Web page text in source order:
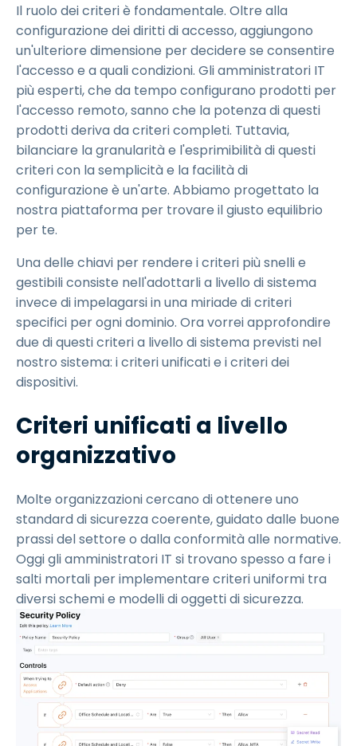
Il ruolo dei criteri è fondamentale. Oltre alla
configurazione dei diritti di accesso, aggiungono
un'ulteriore dimensione per decidere se consentire
l'accesso e a quali condizioni. Gli amministratori IT
più esperti, che da tempo configurano prodotti per
l'accesso remoto, sanno che la potenza di questi
prodotti deriva da criteri completi. Tuttavia,
bilanciare la granularità e l'esprimibilità di questi
criteri con la semplicità e la facilità di
configurazione è un'arte. Abbiamo progettato la
nostra piattaforma per trovare il giusto equilibrio
per te.
Una delle chiavi per rendere i criteri più snelli e
gestibili consiste nell'adottarli a livello di sistema
invece di impelagarsi in una miriade di criteri
specifici per ogni dominio. Ora vorrei approfondire
due di questi criteri a livello di sistema previsti nel
nostro sistema: i criteri unificati e i criteri dei
dispositivi.
Criteri unificati a livello
organizzativo
Molte organizzazioni cercano di ottenere uno
standard di sicurezza coerente, guidato dalle buone
prassi del settore o dalla conformità alle normative.
Oggi gli amministratori IT si trovano spesso a fare i
salti mortali per implementare criteri uniformi tra
diversi schemi e modelli di oggetti di sicurezza.